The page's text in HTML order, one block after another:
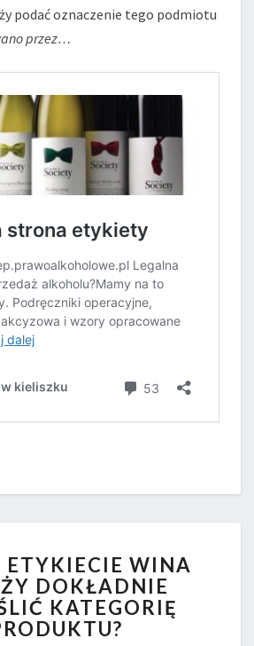
podać oznaczenie tego podmiotu
przez…
NA
ETYKIECIE
WINA
NALEŻY
ETYKIECIE WINA
DOKŁADNIE
KATEGORIĘ